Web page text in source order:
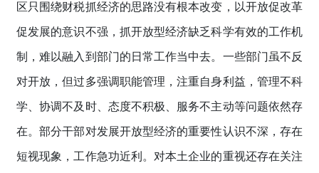
区只围绕财税抓经济的思路没有根本改变，以开放促改革
促发展的意识不强，抓开放型经济缺乏科学有效的工作机
制，难以融入到部门的日常工作当中去。一些部门虽不反
对开放，但过多强调职能管理，注重自身利益，管理不科
学、协调不及时、态度不积极、服务不主动等问题依然存
在。部分干部对发展开放型经济的重要性认识不深，存在
短视现象，工作急功近利。对本土企业的重视还存在关注